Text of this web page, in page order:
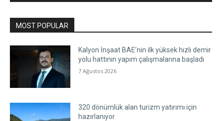
MOST POPULAR
Kalyon İnşaat BAE’nin ilk yüksek hızlı demir
yolu hattının yapım çalışmalarına başladı
7 Ağustos 2026
320 dönümlük alan turizm yatırımı için
hazırlanıyor